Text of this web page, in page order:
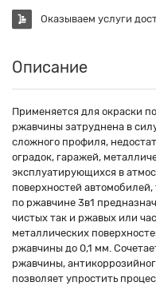
Оказываем услуги
Описание
Применяется для окраски
ржавчины затруднена в
сложного профиля,
оградок, гаражей,
эксплуатирующихся в
поверхностей
по ржавчине 3в1
чистых так и ржавых или
металлических
ржавчины до 0,1 мм.
ржавчины,
позволяет упростить